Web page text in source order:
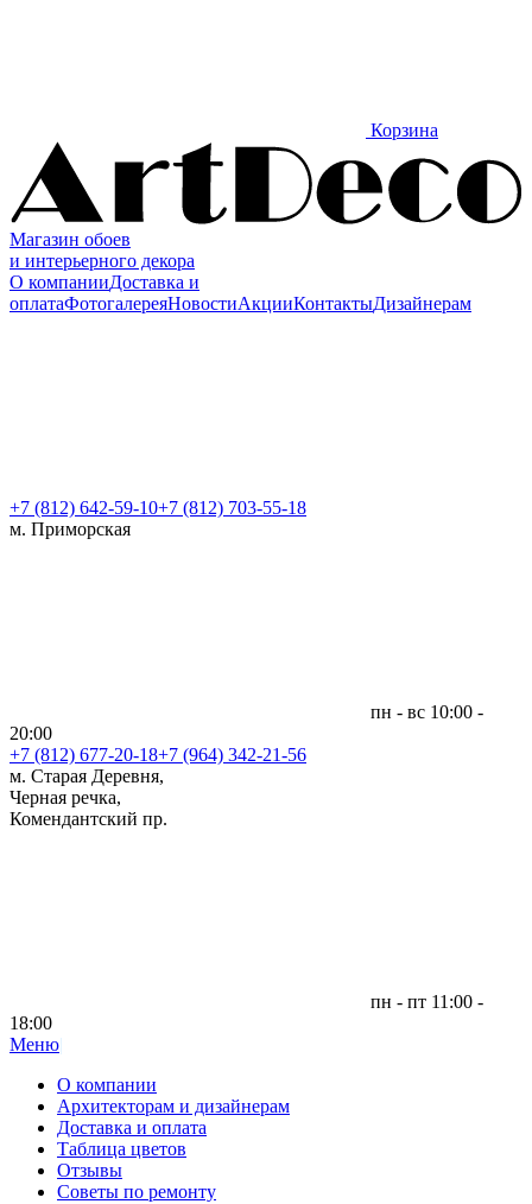
Корзина
Магазин обоев
и интерьерного декора
О компанииДоставка и
оплатаФотогалереяНовостиАкцииКонтактыДизайнерам
+7 (812) 642-59-10+7 (812) 703-55-18
м. Приморская
пн - вс 10:00 -
20:00
+7 (812) 677-20-18+7 (964) 342-21-56
м. Старая Деревня,
Черная речка,
Комендантский пр.
пн - пт 11:00 -
18:00
Меню|
О компании
Архитекторам и дизайнерам
Доставка и оплата
Таблица цветов
Отзывы
Советы по ремонту